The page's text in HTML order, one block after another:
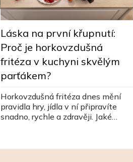
Láska na první křupnutí:
Proč je horkovzdušná
fritéza v kuchyni skvělým
parťákem?
Horkovzdušná fritéza dnes mění
pravidla hry, jídla v ní připravíte
snadno, rychle a zdravěji. Jaké